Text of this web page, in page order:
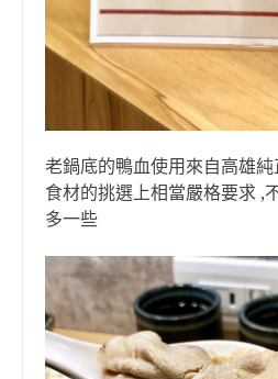
老鍋底的鴨血使用來自高雄
食材的挑選上相當嚴格要求 ,
多一些